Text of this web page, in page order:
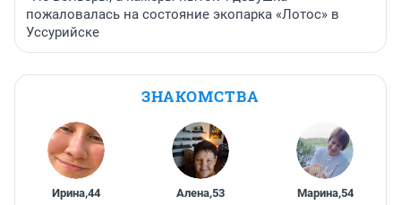
пожаловалась на состояние экопарка «Лотос» в
Уссурийске
ЗНАКОМСТВА
Ирина,44 Алена,53 Марина,54